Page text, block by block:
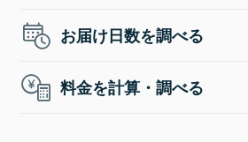
お届け日数を調べる
料金を計算・調べる